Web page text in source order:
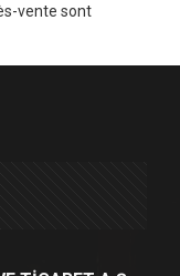
vente sont